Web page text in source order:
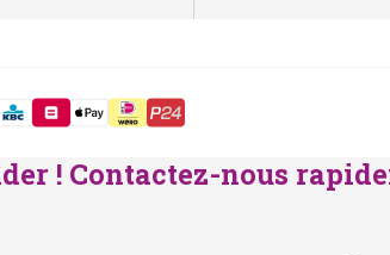
! Contactez-nous